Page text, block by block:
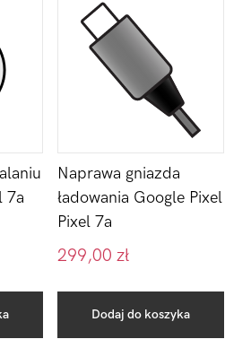
7a
Naprawa gniazda
ładowania Google Pixel
Pixel 7a
299,00 zł
Dodaj do koszyka